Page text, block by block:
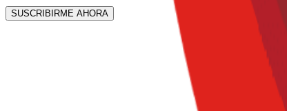
SUSCRIBIRME AHORA